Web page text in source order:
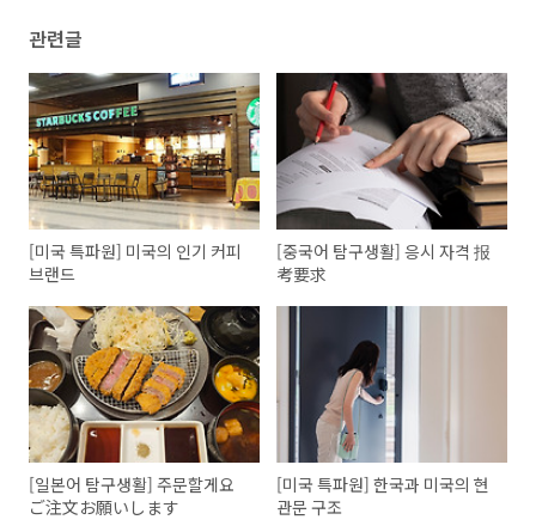
관련글
[미국 특파원] 미국의 인기 커피
브랜드
[중국어 탐구생활] 응시 자격 报
考要求
[일본어 탐구생활] 주문할게요
ご注文お願いします
[미국 특파원] 한국과 미국의 현
관문 구조